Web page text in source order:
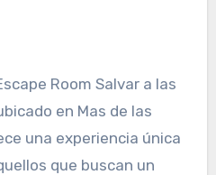
Room Salvar a las
en Mas de las
una experiencia única
que buscan un